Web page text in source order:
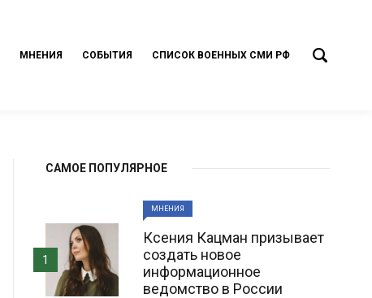
МНЕНИЯ СОБЫТИЯ СПИСОК ВОЕННЫХ СМИ РФ
САМОЕ ПОПУЛЯРНОЕ
МНЕНИЯ
Ксения Кацман призывает
создать новое
информационное
ведомство в России
1